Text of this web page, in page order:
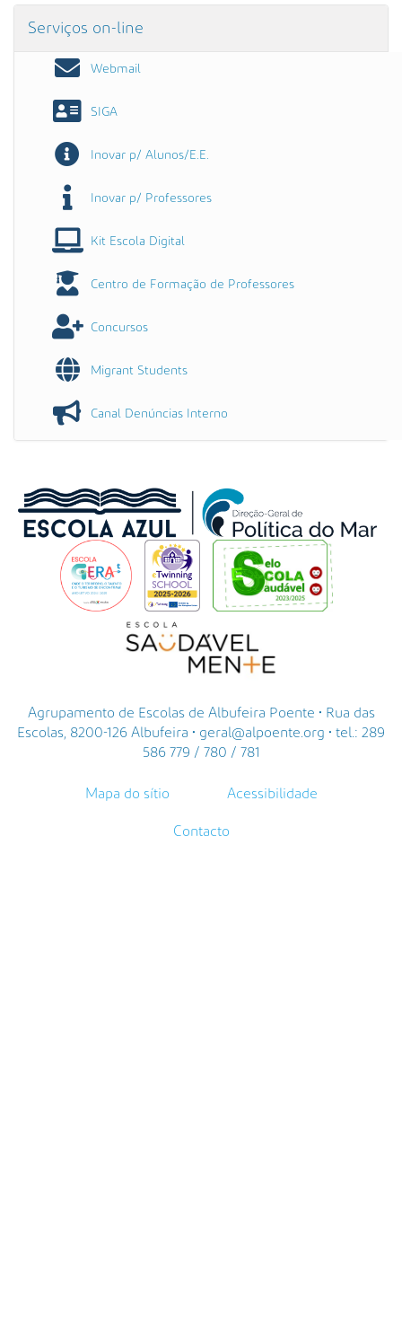
Serviços on-line
Webmail
SIGA
Inovar p/ Alunos/E.E.
Inovar p/ Professores
Kit Escola Digital
Centro de Formação de Professores
Concursos
Migrant Students
Canal Denúncias Interno
Agrupamento de Escolas de Albufeira Poente • Rua das
Escolas, 8200-126 Albufeira • geral@alpoente.org • tel.: 289
586 779 / 780 / 781
Mapa do sítio Acessibilidade
Contacto